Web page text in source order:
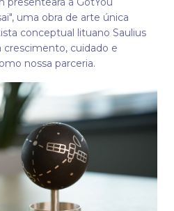
uma obra de arte única
conceptual lituano Saulius
crescimento, cuidado e
nossa parceria.